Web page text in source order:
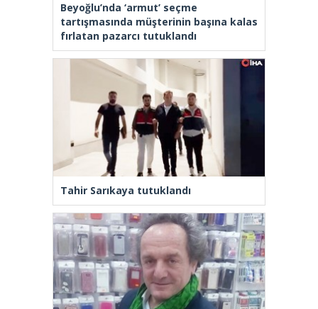
Beyoğlu’nda ‘armut’ seçme
tartışmasında müşterinin başına kalas
fırlatan pazarcı tutuklandı
Tahir Sarıkaya tutuklandı